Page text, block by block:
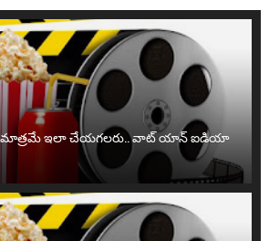
మాత్రమే ఇలా చేయగలరు.. వాట్ యాన్ ఐడియా